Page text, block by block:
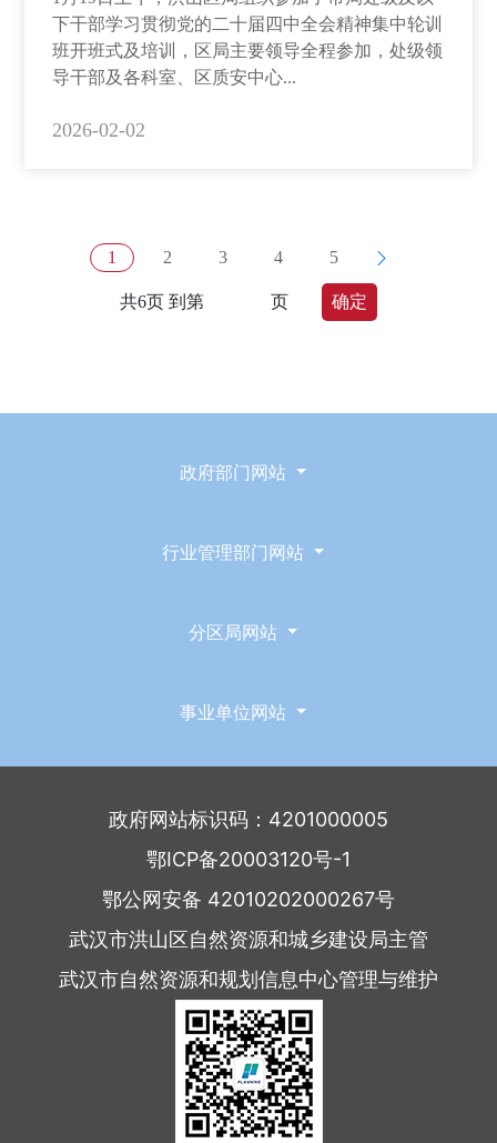
下干部学习贯彻党的二十届四中全会精神集中轮训
班开班式及培训，区局主要领导全程参加，处级领
导干部及各科室、区质安中心...
2026-02-02
1 2 3 4 5
共6页 到第 页 确定
政府部门网站
行业管理部门网站
分区局网站
事业单位网站
政府网站标识码：4201000005
鄂ICP备20003120号-1
鄂公网安备 42010202000267号
武汉市洪山区自然资源和城乡建设局主管
武汉市自然资源和规划信息中心管理与维护